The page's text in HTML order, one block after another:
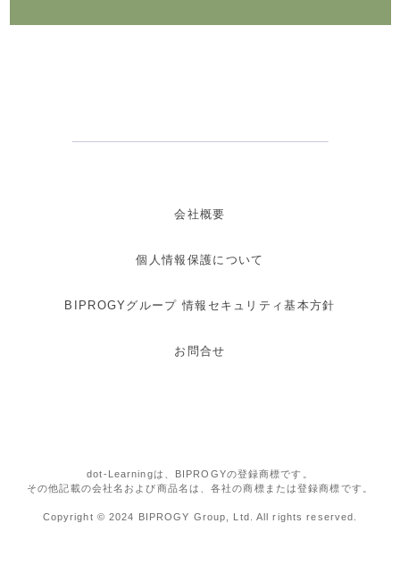
会社概要
個人情報保護について
BIPROGYグループ 情報セキュリティ基本方針
お問合せ
dot-Learningは、BIPROGYの登録商標です。
その他記載の会社名および商品名は、各社の商標または登録商標です。
Copyright © 2024 BIPROGY Group, Ltd. All rights reserved.